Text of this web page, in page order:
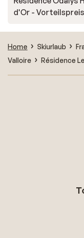
d'Or - Vorteilspreis
Home Skiurlaub
Valloire
Résidence